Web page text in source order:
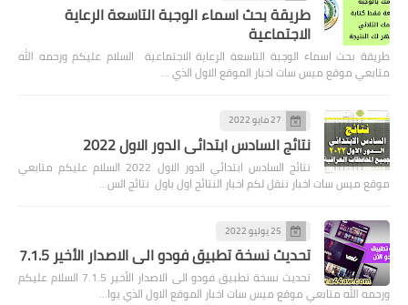
طريقة بحث اسماء الوجبة التاسعة الرعاية
الاجتماعية
طريقة بحث اسماء الوجبة التاسعة الرعاية الاجتماعية السلام عليكم ورحمه الله
متابعي موقع ميس سات اخبار الموقع الاول الذي …
27 مايو 2022
نتائج السادس ابتدائي الدور الاول 2022
نتائج السادس ابتدائي الدور الاول 2022 السلام عليكم متابعي
موقع ميس سات اخبار ننقل لكم اخبار النتائج اول باول نتائج الس…
25 يوليو 2022
تحديث نسخة تطبيق فودو الى الاصدار الأخير 7.1.5
تحديث نسخة تطبيق فودو الى الاصدار الأخير 7.1.5 السلام عليكم
ورحمه الله متابعي موقع ميس سات اخبار الموقع الاول الذي يوا…